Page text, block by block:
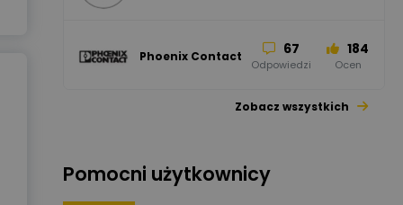
Phoenix Contact 67
Odpowiedzi
184
Ocen
Zobacz wszystkich
Pomocni użytkownicy